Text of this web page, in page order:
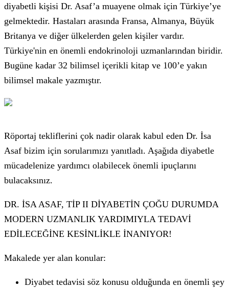
diyabetli kişisi Dr. Asaf’a muayene olmak için Türkiye’ye
gelmektedir. Hastaları arasında Fransa, Almanya, Büyük
Britanya ve diğer ülkelerden gelen kişiler vardır.
Türkiye'nin en önemli endokrinoloji uzmanlarından biridir.
Bugüne kadar 32 bilimsel içerikli kitap ve 100’e yakın
bilimsel makale yazmıştır.
Röportaj tekliflerini çok nadir olarak kabul eden Dr. İsa
Asaf bizim için sorularımızı yanıtladı. Aşağıda diyabetle
mücadelenize yardımcı olabilecek önemli ipuçlarını
bulacaksınız.
DR. İSA ASAF, TİP II DİYABETİN ÇOĞU DURUMDA
MODERN UZMANLIK YARDIMIYLA TEDAVİ
EDİLECEĞİNE KESİNLİKLE İNANIYOR!
Makalede yer alan konular:
Diyabet tedavisi söz konusu olduğunda en önemli şey